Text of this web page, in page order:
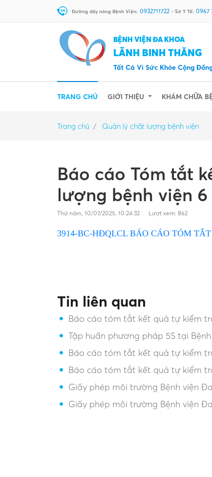
Đường dây nóng Bệnh Viện: 0932711722 - Sở Y Tế: 0967
BỆNH VIỆN ĐA KHOA
LÃNH BINH THĂNG
Tất Cả Vì Sức Khỏe Cộng
TRANG CHỦ (CURRENT)
GIỚI THIỆU KHÁM CHỮA
Trang chủ Quản lý chất lượng bệnh viện
Báo cáo Tóm tắt
lượng bệnh viện
Thứ năm, 10/07/2025, 10:24:32 Lượt xem: 862
3914-BC-HĐQLCL BÁO CÁO TÓM
Tin liên quan
Báo cáo tóm tắt kết quả tự kiểm
Tập huấn phương pháp 5S tại
Báo cáo tóm tắt kết quả tự kiểm
Báo cáo tóm tắt kết quả tự kiểm
Giấy phép môi trường Bệnh viện
Giấy phép môi trường Bệnh viện